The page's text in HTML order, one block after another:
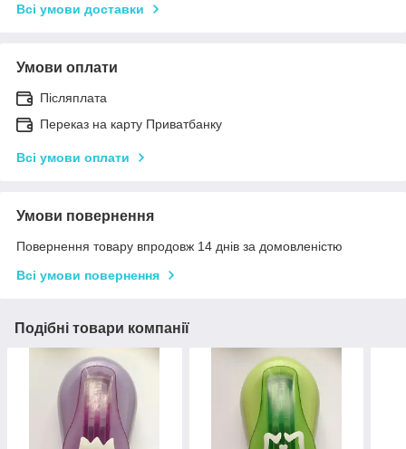
Всі умови доставки
Умови оплати
Післяплата
Переказ на карту Приватбанку
Всі умови оплати
Умови повернення
Повернення товару впродовж 14 днів за домовленістю
Всі умови повернення
Подібні товари компанії